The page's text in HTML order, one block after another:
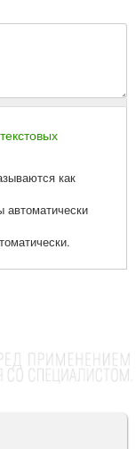
как
автоматически